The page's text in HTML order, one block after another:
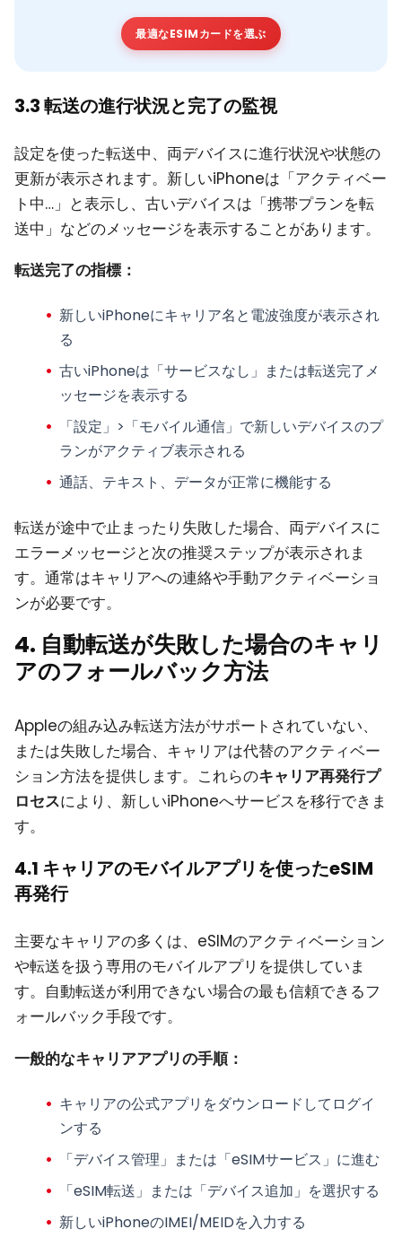
最適なESIMカードを選ぶ
3.3 転送の進行状況と完了の監視
設定を使った転送中、両デバイスに進行状況や状態の
更新が表示されます。新しいiPhoneは「アクティベー
ト中…」と表示し、古いデバイスは「携帯プランを転
送中」などのメッセージを表示することがあります。
転送完了の指標：
新しいiPhoneにキャリア名と電波強度が表示され
る
古いiPhoneは「サービスなし」または転送完了メ
ッセージを表示する
「設定」>「モバイル通信」で新しいデバイスのプ
ランがアクティブ表示される
通話、テキスト、データが正常に機能する
転送が途中で止まったり失敗した場合、両デバイスに
エラーメッセージと次の推奨ステップが表示されま
す。通常はキャリアへの連絡や手動アクティベーショ
ンが必要です。
4. 自動転送が失敗した場合のキャリ
アのフォールバック方法
Appleの組み込み転送方法がサポートされていない、
または失敗した場合、キャリアは代替のアクティベー
ション方法を提供します。これらのキャリア再発行プ
ロセスにより、新しいiPhoneへサービスを移行できま
す。
4.1 キャリアのモバイルアプリを使ったeSIM
再発行
主要なキャリアの多くは、eSIMのアクティベーション
や転送を扱う専用のモバイルアプリを提供していま
す。自動転送が利用できない場合の最も信頼できるフ
ォールバック手段です。
一般的なキャリアアプリの手順：
キャリアの公式アプリをダウンロードしてログイ
ンする
「デバイス管理」または「eSIMサービス」に進む
「eSIM転送」または「デバイス追加」を選択する
新しいiPhoneのIMEI/MEIDを入力する